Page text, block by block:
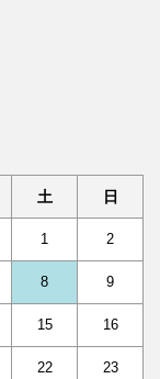
土 日
1 2
8 9
15 16
22 23